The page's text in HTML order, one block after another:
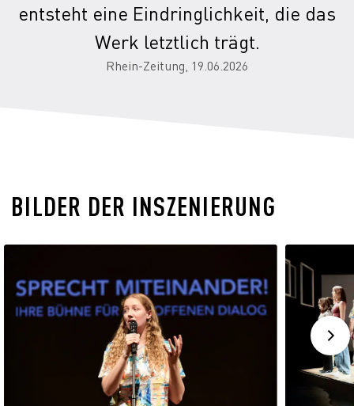
entsteht eine Eindringlichkeit, die das
Werk letztlich trägt.
Rhein-Zeitung, 19.06.2026
BILDER DER INSZENIERUNG